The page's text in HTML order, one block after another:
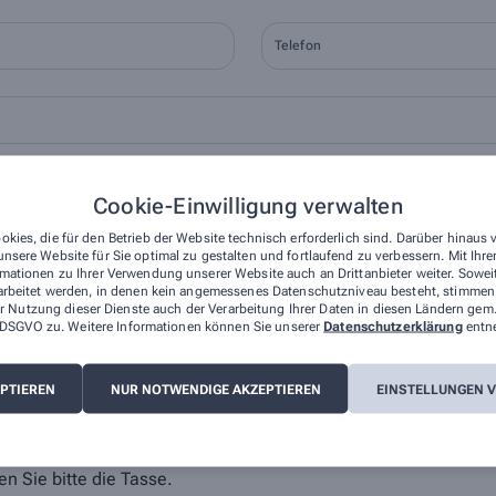
Cookie-Einwilligung verwalten
die für den Betrieb der Website technisch erforderlich sind. Darüber hinaus
Website für Sie optimal zu gestalten und fortlaufend zu verbessern. Mit
zu Ihrer Verwendung unserer Website auch an Drittanbieter weiter.
werden, in denen kein angemessenes Datenschutzniveau besteht,
Nutzung dieser Dienste auch der Verarbeitung Ihrer Daten in diesen Ländern
zu. Weitere Informationen können Sie unserer Datenschutzerklärung
NUR NOTWENDIGE AKZEPTIEREN EINSTELLUNGEN
Telefon
die von mir angegebenen Daten elektronisch erfasst und gespeichert und
der Verarbeitung ist Art. 6 Abs. 1 lit. a DS-GVO. Die Einwilligung kann
Daten werden ausschließlich zur Bearbeitung Ihrer Anfrage verwendet.
Sie bitte die Tasse.